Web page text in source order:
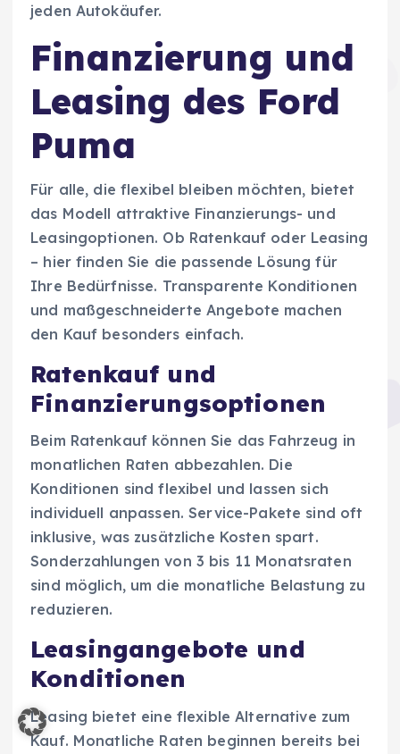
jeden Autokäufer.
Finanzierung und
Leasing des Ford
Puma
Für alle, die flexibel bleiben möchten, bietet
das Modell attraktive Finanzierungs- und
Leasingoptionen. Ob Ratenkauf oder Leasing
– hier finden Sie die passende Lösung für
Ihre Bedürfnisse. Transparente Konditionen
und maßgeschneiderte Angebote machen
den Kauf besonders einfach.
Ratenkauf und
Finanzierungsoptionen
Beim Ratenkauf können Sie das Fahrzeug in
monatlichen Raten abbezahlen. Die
Konditionen sind flexibel und lassen sich
individuell anpassen. Service-Pakete sind oft
inklusive, was zusätzliche Kosten spart.
Sonderzahlungen von 3 bis 11 Monatsraten
sind möglich, um die monatliche Belastung zu
reduzieren.
Leasingangebote und
Konditionen
Leasing bietet eine flexible Alternative zum
Kauf. Monatliche Raten beginnen bereits bei